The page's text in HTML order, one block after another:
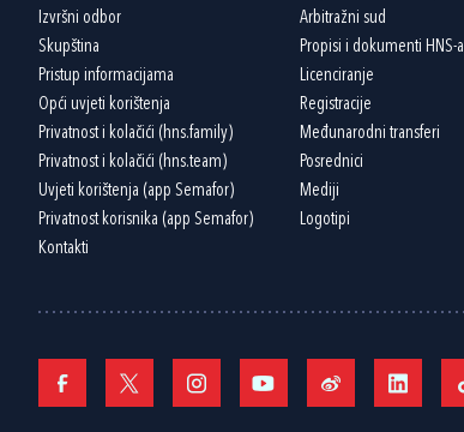
Izvršni odbor
Skupština
Pristup informacijama
Opći uvjeti korištenja
Privatnost i kolačići (hns.family)
Privatnost i kolačići (hns.team)
Uvjeti korištenja (app Semafor)
Privatnost korisnika (app Semafor)
Kontakti
Arbitražni sud
Propisi i dokumenti HNS-a
Licenciranje
Registracije
Međunarodni transferi
Posrednici
Mediji
Logotipi